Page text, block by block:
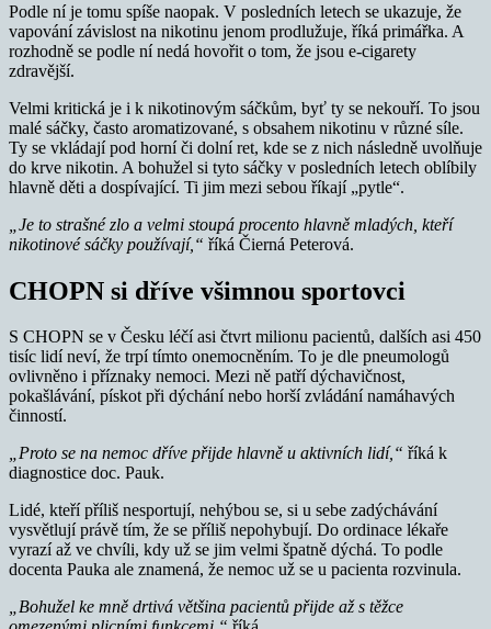
Podle ní je tomu spíše naopak. V posledních letech se ukazuje, že
vapování závislost na nikotinu jenom prodlužuje, říká primářka. A
rozhodně se podle ní nedá hovořit o tom, že jsou e-cigarety
zdravější.
Velmi kritická je i k nikotinovým sáčkům, byť ty se nekouří. To jsou
malé sáčky, často aromatizované, s obsahem nikotinu v různé síle.
Ty se vkládají pod horní či dolní ret, kde se z nich následně uvolňuje
do krve nikotin. A bohužel si tyto sáčky v posledních letech oblíbily
hlavně děti a dospívající. Ti jim mezi sebou říkají „pytle“.
„Je to strašné zlo a velmi stoupá procento hlavně mladých, kteří
nikotinové sáčky používají,“ říká Čierná Peterová.
CHOPN si dříve všimnou sportovci
S CHOPN se v Česku léčí asi čtvrt milionu pacientů, dalších asi 450
tisíc lidí neví, že trpí tímto onemocněním. To je dle pneumologů
ovlivněno i příznaky nemoci. Mezi ně patří dýchavičnost,
pokašlávání, pískot při dýchání nebo horší zvládání namáhavých
činností.
„Proto se na nemoc dříve přijde hlavně u aktivních lidí,“ říká k
diagnostice doc. Pauk.
Lidé, kteří příliš nesportují, nehýbou se, si u sebe zadýchávání
vysvětlují právě tím, že se příliš nepohybují. Do ordinace lékaře
vyrazí až ve chvíli, kdy už se jim velmi špatně dýchá. To podle
docenta Pauka ale znamená, že nemoc už se u pacienta rozvinula.
„Bohužel ke mně drtivá většina pacientů přijde až s těžce